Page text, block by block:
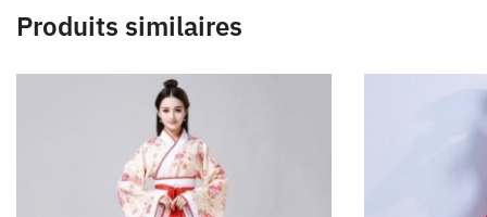
Produits similaires